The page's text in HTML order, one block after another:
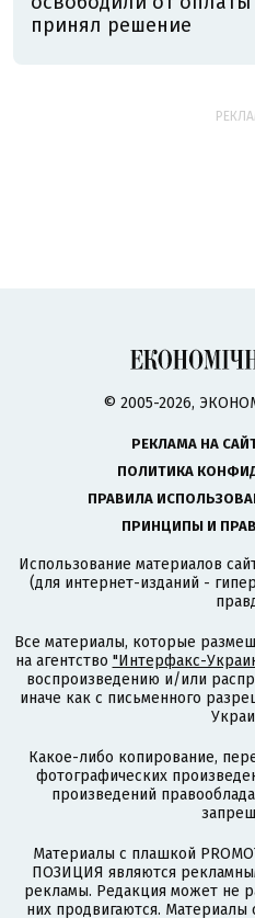
принял решение
© 2005-2026,
РЕКЛАМА НА
ПОЛИТИКА
ПРАВИЛА
ПРИНЦИПЫ И
Использование материалов
(для интернет-изданий -
Все материалы, которые
на агентство "Интерфакс-
воспроизведению и/или
иначе как с письменного
Какое-либо копирование,
фотографических
произведений
Материалы с плашкой
ПОЗИЦИЯ являются
рекламы. Редакция может не
них продвигаются.